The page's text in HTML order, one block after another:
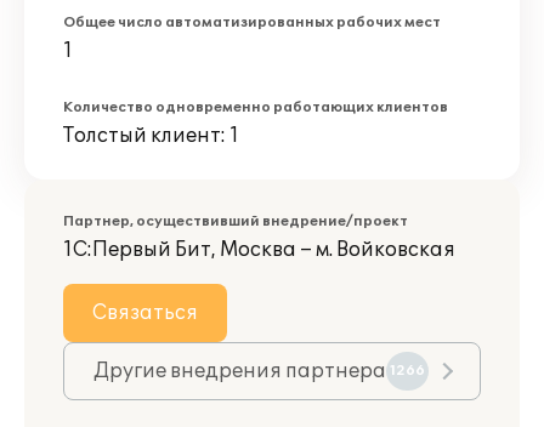
Общее число автоматизированных рабочих мест
1
Количество одновременно работающих клиентов
Толстый клиент: 1
Партнер, осуществивший внедрение/проект
1С:Первый Бит, Москва – м. Войковская
Связаться
Другие внедрения партнера 1266